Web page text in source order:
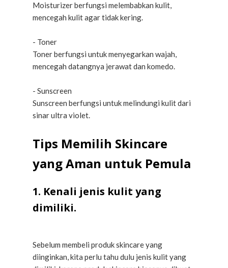
Moisturizer berfungsi melembabkan kulit,
mencegah kulit agar tidak kering.
- Toner
Toner berfungsi untuk menyegarkan wajah,
mencegah datangnya jerawat dan komedo.
- Sunscreen
Sunscreen berfungsi untuk melindungi kulit dari
sinar ultra violet.
Tips Memilih Skincare
yang Aman untuk Pemula
1. Kenali jenis kulit yang
dimiliki.
Sebelum membeli produk skincare yang
diinginkan, kita perlu tahu dulu jenis kulit yang